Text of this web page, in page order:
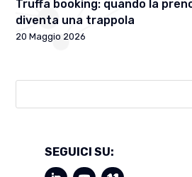
Truffa booking: quando la
diventa una trappola
20 Maggio 2026
SEGUICI SU: